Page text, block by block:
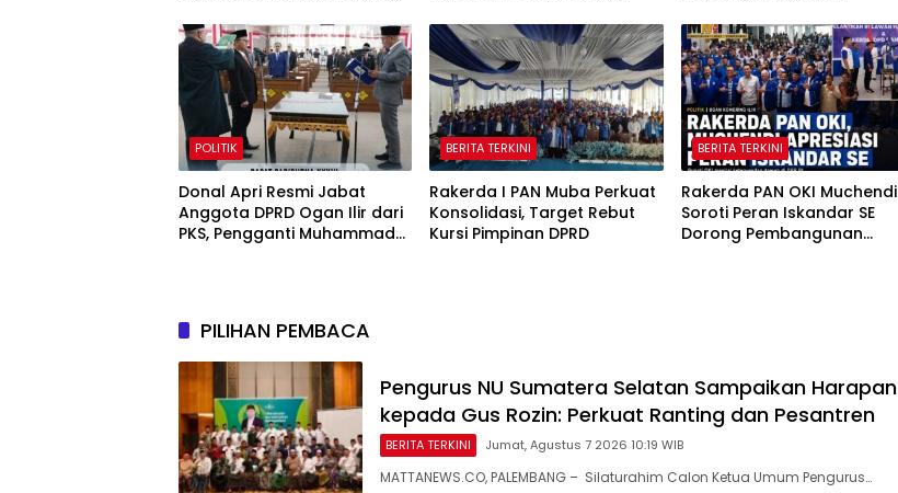
POLITIK
Donal Apri Resmi Jabat
Anggota DPRD Ogan Ilir dari
PKS, Pengganti Muhammad
BERITA TERKINI
Rakerda I PAN Muba Perkuat
Konsolidasi, Target Rebut
Kursi Pimpinan DPRD
BERITA TERKINI
Rakerda PAN OKI Muchendi
Soroti Peran Iskandar SE
Dorong Pembangunan
PILIHAN PEMBACA
Pengurus NU Sumatera Selatan Sampaikan Harapan
kepada Gus Rozin: Perkuat Ranting dan Pesantren
BERITA TERKINI Jumat, Agustus 7 2026 10:19 WIB
MATTANEWS.CO, PALEMBANG – Silaturahim Calon Ketua Umum Pengurus…